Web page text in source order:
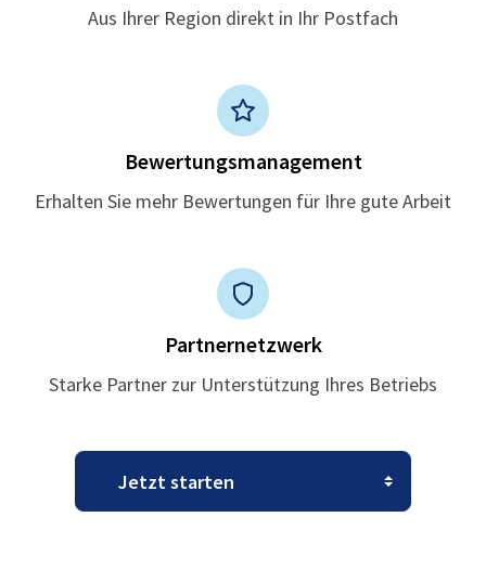
Aus Ihrer Region direkt in Ihr Postfach
Bewertungsmanagement
Erhalten Sie mehr Bewertungen für Ihre gute Arbeit
Partnernetzwerk
Starke Partner zur Unterstützung Ihres Betriebs